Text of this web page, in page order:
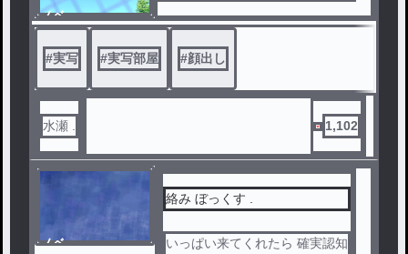
ノベ
ル
#実写 #実写部屋 #顔出し
水瀬 . 1,102
ノベ
絡み ぼっくす .
いっぱい来てくれたら 確実認知